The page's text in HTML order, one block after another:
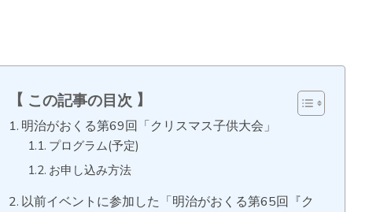
この記事の目次
明治がおくる第69回「クリスマス子供大会」
プログラム(予定)
お申し込み方法
以前イベントに参加した「明治がおくる第65回『ク